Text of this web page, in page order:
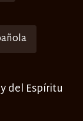
del Espíritu